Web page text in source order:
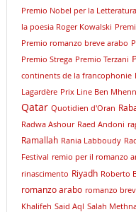
Premio Nobel per la Letteratura
la poesia Roger Kowalski
Premio romanzo breve arabo
Premio Strega Premio Terzani
continents de la francophonie
Lagardère Prix Line Ben
Qatar Quotidien d'Oran
Radwa Ashour Raed Andoni
Ramallah Rania Labboudy
Festival remio per il romanzo
rinascimento Riyadh Roberto
romanzo arabo romanzo
Khalifeh Said Aql Salah